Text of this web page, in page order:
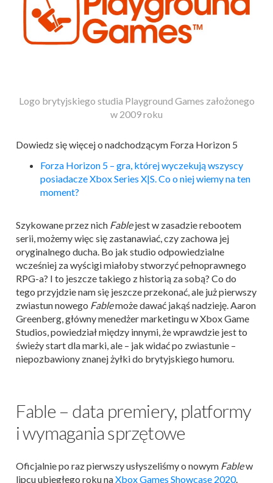
Logo brytyjskiego studia Playground Games założonego
w 2009 roku
Dowiedz się więcej o nadchodzącym Forza Horizon 5
Forza Horizon 5 – gra, której wyczekują wszyscy
posiadacze Xbox Series X|S. Co o niej wiemy na ten
moment?
Szykowane przez nich Fablejest w zasadzie rebootem
serii, możemy więc się zastanawiać, czy zachowa jej
oryginalnego ducha. Bo jak studio odpowiedzialne
wcześniej za wyścigi miałoby stworzyć pełnoprawnego
RPG-a? I to jeszcze takiego z historią za sobą? Co do
tego przyjdzie nam się jeszcze przekonać, ale już pierwszy
zwiastun nowego Fablemoże dawać jakąś nadzieję. Aaron
Greenberg, główny menedżer marketingu w Xbox Game
Studios, powiedział między innymi, że wprawdzie jest to
świeży start dla marki, ale – jak widać po zwiastunie –
niepozbawiony znanej żyłki do brytyjskiego humoru.
Fable – data premiery, platformy
i wymagania sprzętowe
Oficjalnie po raz pierwszy usłyszeliśmy o nowym Fablew
lipcu ubiegłego roku naXbox Games Showcase 2020.